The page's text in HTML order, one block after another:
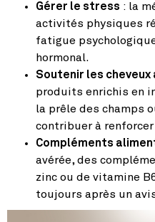
Gérer le stress : la
activités physiques
fatigue
hormonal.
Soutenir les
produits enrichis en
la prêle des champs
contribuer à
Compléments
avérée, des
zinc ou de vitamine
toujours après un